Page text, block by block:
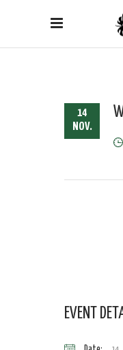
14
NOV.
EVENT